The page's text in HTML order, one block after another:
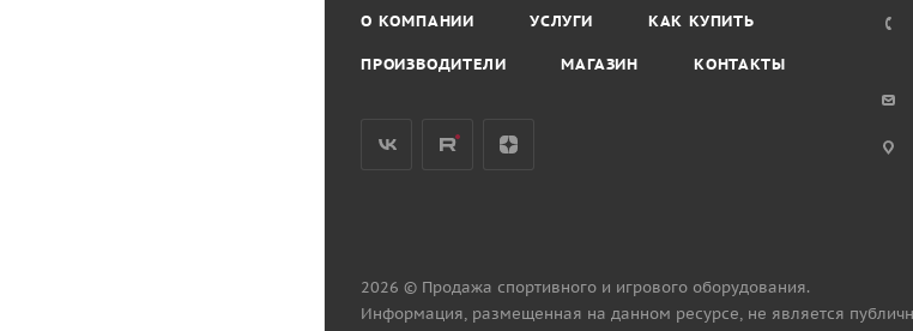
О КОМПАНИИ УСЛУГИ КАК КУПИТЬ
ПРОИЗВОДИТЕЛИ МАГАЗИН КОНТАКТЫ
2026 © Продажа спортивного и игрового оборудования.
Информация, размещенная на данном ресурсе, не является